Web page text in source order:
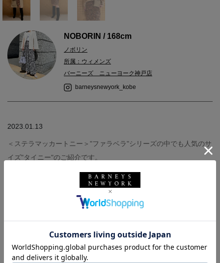
NOBORIN / 168cm
ノボリン
所属：ウィメンズ
バーニーズ ニューヨーク神戸店
barneysnewyork_kobe
2023.01.13
＜ステラマッカートニー＞"ファラベラ"シリーズの中でも人気のサ
イズ"タイニー"のご紹介です。
キルティングのデザインが大人っぽく、ゴールドチェーンがゴー
ジャス感が出ますが、敢えてデニムなどカジュアルなコーディネ
サイズ感やバランスなど、こちらの写真で参考にしていただけた
らと思います！